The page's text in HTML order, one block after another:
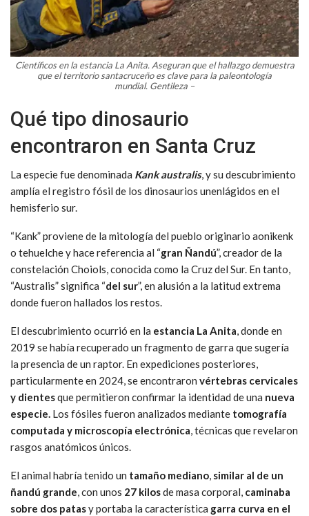
Científicos en la estancia La Anita. Aseguran que el hallazgo demuestra
que el territorio santacruceño es clave para la paleontología
mundial. Gentileza –
Qué tipo dinosaurio
encontraron en Santa Cruz
La especie fue denominada Kank australis, y su descubrimiento
amplía el registro fósil de los dinosaurios unenlágidos en el
hemisferio sur.
“Kank” proviene de la mitología del pueblo originario aonikenk
o tehuelche y hace referencia al “gran Ñandú”, creador de la
constelación Choiols, conocida como la Cruz del Sur. En tanto,
“Australis” significa “del sur”, en alusión a la latitud extrema
donde fueron hallados los restos.
El descubrimiento ocurrió en la estancia La Anita, donde en
2019 se había recuperado un fragmento de garra que sugería
la presencia de un raptor. En expediciones posteriores,
particularmente en 2024, se encontraron vértebras cervicales
y dientesque permitieron confirmar la identidad de una nueva
especie. Los fósiles fueron analizados mediante tomografía
computada y microscopía electrónica, técnicas que revelaron
rasgos anatómicos únicos.
El animal habría tenido un tamaño mediano, similar al de un
ñandú grande, con unos 27 kilosde masa corporal, caminaba
sobre dos patasy portaba la característica garra curva en el